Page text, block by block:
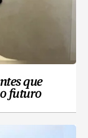
que
futuro